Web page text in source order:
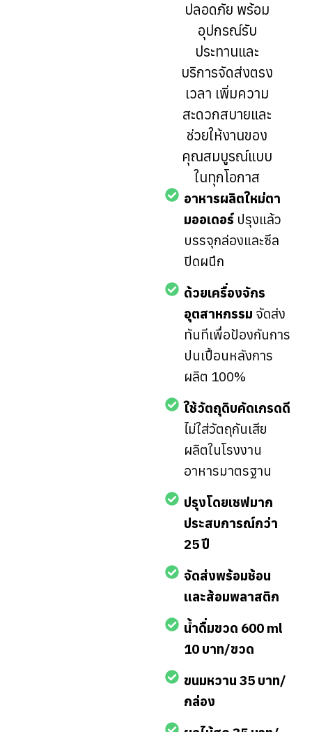
ปลอดภัย พร้อม
อุปกรณ์รับ
ประทานและ
บริการจัดส่งตรง
เวลา เพิ่มความ
สะดวกสบายและ
ช่วยให้งานของ
คุณสมบูรณ์แบบ
ในทุกโอกาส
อาหารผลิตใหม่ตา
มออเดอร์ ปรุงแล้ว
บรรจุกล่องและซีล
ปิดผนึก
ด้วยเครื่องจักร
อุตสาหกรรม จัดส่ง
ทันทีเพื่อป้องกันการ
ปนเปื้อนหลังการ
ผลิต 100%
ใช้วัตถุดิบคัดเกรดดี
ไม่ใส่วัตถุกันเสีย
ผลิตในโรงงาน
อาหารมาตรฐาน
ปรุงโดยเชฟมาก
ประสบการณ์กว่า
25 ปี
จัดส่งพร้อมช้อน
และส้อมพลาสติก
น้ำดื่มขวด 600 ml
10 บาท/ขวด
ขนมหวาน 35 บาท/
กล่อง